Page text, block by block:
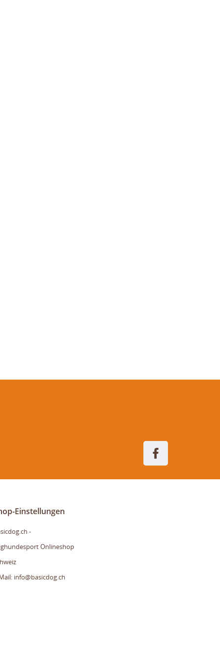
Facebook
Einstellungen
-
Onlineshop
info@basicdog.ch